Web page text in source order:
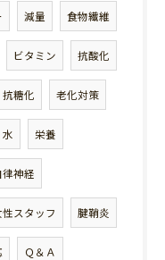
減量 食物繊維
ビタミン 抗酸化
抗糖化 老化対策
水 栄養
律神経
性スタッフ 腱鞘炎
Ｑ＆Ａ